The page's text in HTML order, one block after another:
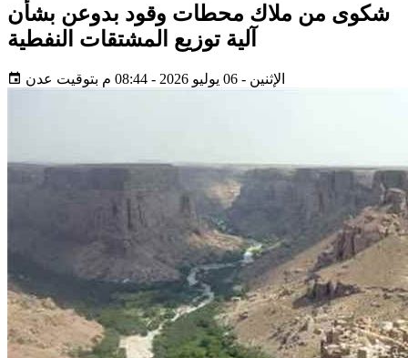
شكوى من ملاك محطات وقود بدوعن بشأن
آلية توزيع المشتقات النفطية
الإثنين - 06 يوليو 2026 - 08:44 م بتوقيت عدن